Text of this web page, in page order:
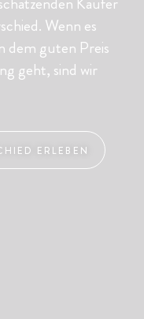
Wenn es
dem guten Preis
geht, sind wir
ERLEBEN